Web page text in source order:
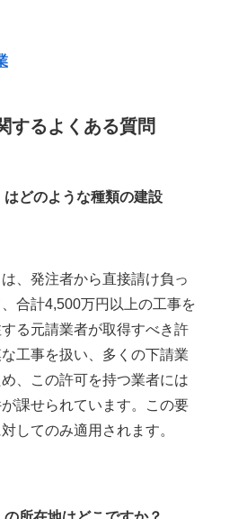
するよくある質問
はどのような種類の建設
は、発注者から直接請け負っ
合計4,500万円以上の工事を
る元請業者が取得すべき許
工事を扱い、多くの下請業
、この許可を持つ業者には
課せられています。この要
してのみ適用されます。